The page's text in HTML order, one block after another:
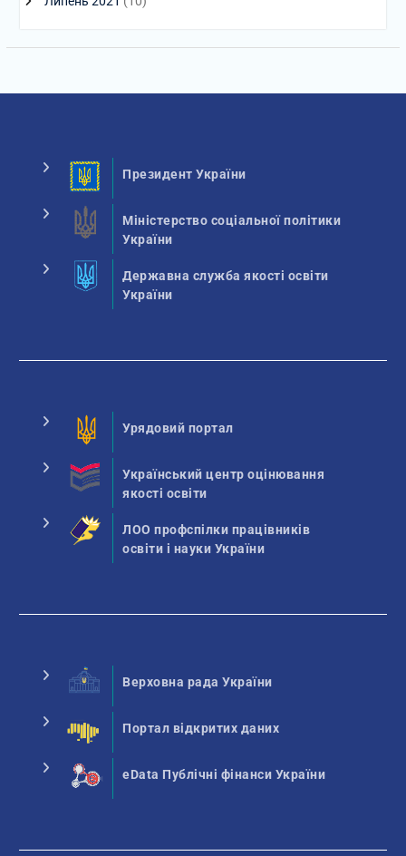
Президент України
Міністерство соціальної політики
України
Державна служба якості освіти
України
Урядовий портал
Український центр оцінювання
якості освіти
ЛОО профспілки працівників
освіти і науки України
Верховна рада України
Портал відкритих даних
eData Публічні фінанси України